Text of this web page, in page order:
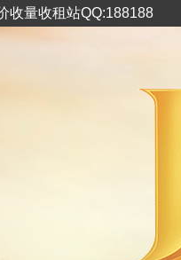
收量收租站QQ:188188